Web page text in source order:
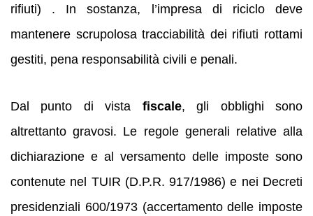
rifiuti) . In sostanza, l’impresa di riciclo deve
mantenere scrupolosa tracciabilità dei rifiuti rottami
gestiti, pena responsabilità civili e penali.
Dal punto di vista fiscale, gli obblighi sono
altrettanto gravosi. Le regole generali relative alla
dichiarazione e al versamento delle imposte sono
contenute nel TUIR (D.P.R. 917/1986) e nei Decreti
presidenziali 600/1973 (accertamento delle imposte